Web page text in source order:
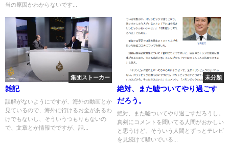
当の原因かわからないです...
集団ストーカー
雑記
誤解がないようにですが、海外の動画とか
見ているので、海外に行けるお金があるわ
けでもないし、そういうつもりもないの
で、文章とか情報でですが、話...
未分類
絶対、また嘘ついてやり過ごす
だろう。
絶対、また嘘ついてやり過ごすだろうし。
真剣にコメントを聞いてる人間がおかしい
と思うけど、そういう人間とずっとテレビ
を見続けて騒いでいる...